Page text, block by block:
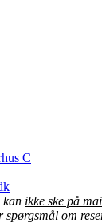
C
kan ikke ske på
om